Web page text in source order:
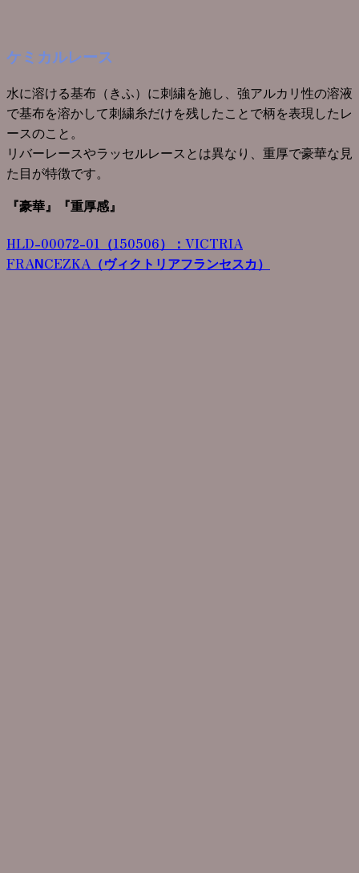
ケミカルレース
水に溶ける基布（きふ）に刺繍を施し、強アルカリ性の溶液
で基布を溶かして刺繍糸だけを残したことで柄を表現したレ
ースのこと。
リバーレースやラッセルレースとは異なり、重厚で豪華な見
た目が特徴です。
『豪華』『重厚感』
HLD-00072-01（150506） ： VICTRIA
FRANCEZKA（ヴィクトリアフランセスカ）